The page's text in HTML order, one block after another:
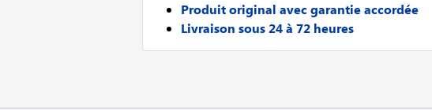
Produit original avec garantie accordée
Livraison sous 24 à 72 heures